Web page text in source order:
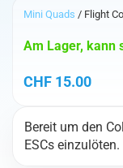
Mini Quads / Flight
CHF 15.00
Am Lager, kann
Bereit um den
ESCs einzulöten.